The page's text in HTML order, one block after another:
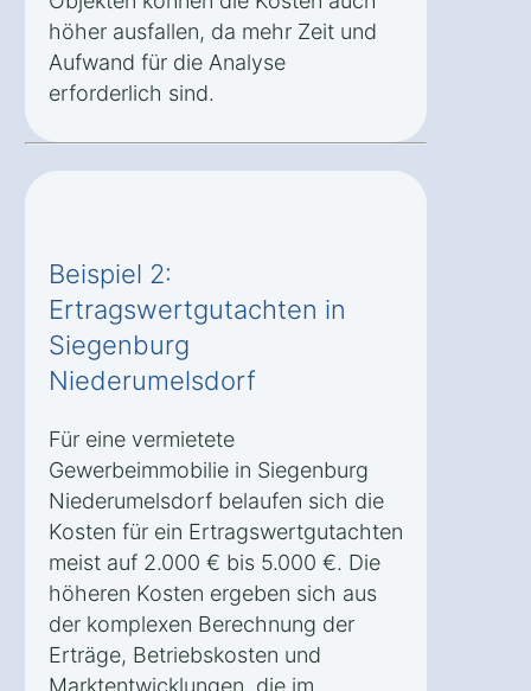
höher ausfallen, da mehr Zeit und
Aufwand für die Analyse
erforderlich sind.
Beispiel 2:
Ertragswertgutachten in
Siegenburg
Niederumelsdorf
Für eine vermietete
Gewerbeimmobilie in Siegenburg
Niederumelsdorf belaufen sich die
Kosten für ein Ertragswertgutachten
meist auf 2.000 € bis 5.000 €. Die
höheren Kosten ergeben sich aus
der komplexen Berechnung der
Erträge, Betriebskosten und
Marktentwicklungen, die im